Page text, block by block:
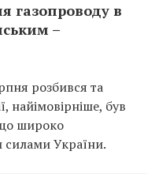
газопроводу в
–
розбився та
найімовірніше, був
широко
силами України.